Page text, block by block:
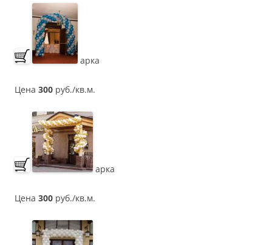
арка
Цена 300 руб./кв.м.
арка
Цена 300 руб./кв.м.